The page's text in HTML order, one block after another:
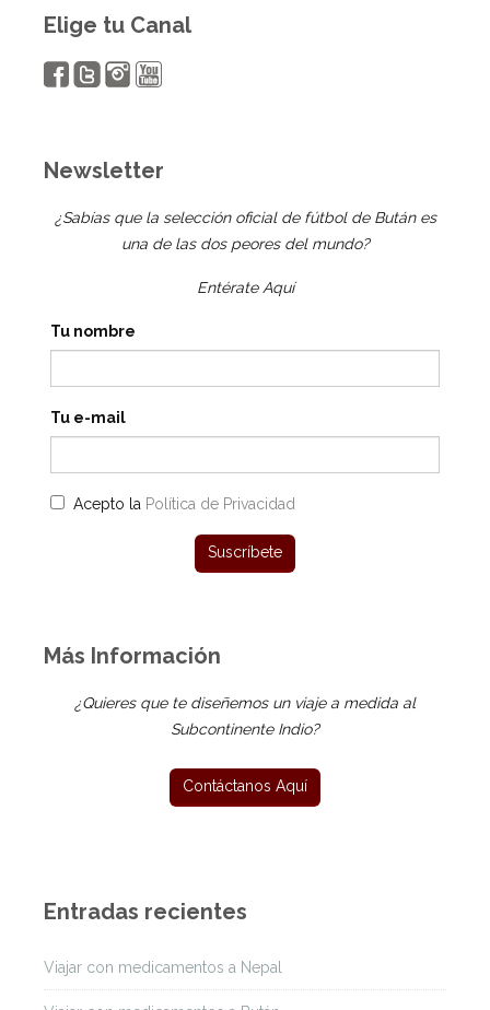
Elige tu Canal
Newsletter
¿Sabías que la selección oficial de fútbol de Bután es
una de las dos peores del mundo?
Entérate Aquí
Tu nombre
Tu e-mail
Acepto la Política de Privacidad
Más Información
¿Quieres que te diseñemos un viaje a medida al
Subcontinente Indio?
Entradas recientes
Viajar con medicamentos a Nepal